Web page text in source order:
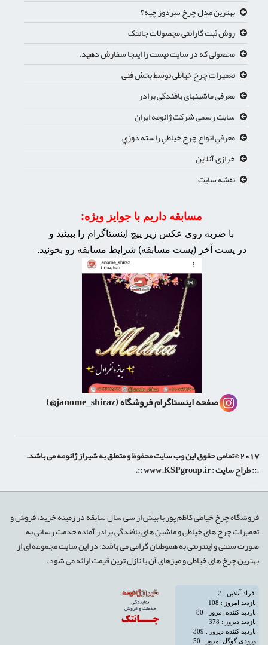
بهترین مدل چرخ سردوز چیه؟
روش ثبت گارانتی مجصولات جانتک
محصولی که در سایت نیست را اینجا سفارش دهید.
تعمیرات چرخ خیاطی توسط بخش فنی
معرفی ماشینهای بافندگی برادر
سایت رسمی شرکت ژانومه ایران
معرفي انواع چرخ خياطي راسته دوزي
خرازی آنلاین
نقشه سایت
مسابقه داریم با جوایز ویژه:
با ضربه روی عکس زیر پیچ اینستاگرام را ببینید و
در پست آخر (پست مسابقه) شرایط مسابقه رو بخونید.
صفحه اینستاگرام فروشگاه(janome_shiraz@)
وب سایت محفوظ و متعلق به شیراز ژانومه می باشد.
طراح سایت :www.KSPgroup.ir
::.
چرخ خیاطی کاظم پور با بیش از سی سال سابقه در زمینه خرید، فروش و
چرخ های خیاطی و ماشین های بافندگی برادر آماده خدمت رسانی به
سنتی و اینترنتی به هموطنان گرامی می باشد. در این سایت مجموعه ای از
چرخ های خیاطی و میزهای آن با نازل ترین قیمت ارائه می شود.